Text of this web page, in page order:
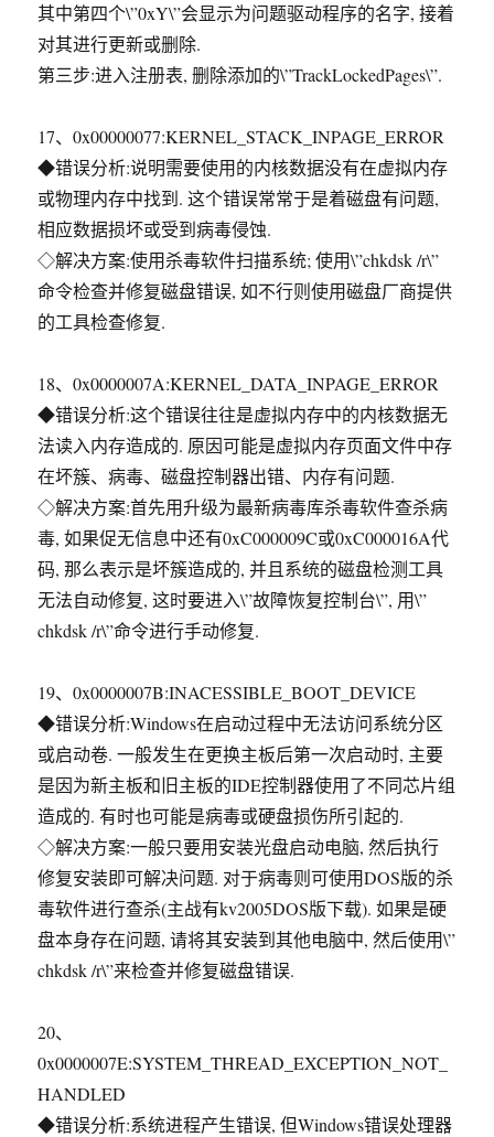
其中第四个\”0xY\”会显示为问题驱动程序的名字, 接着
对其进行更新或删除.
第三步:进入注册表, 删除添加的\”TrackLockedPages\”.
17、0x00000077:KERNEL_STACK_INPAGE_ERROR
◆错误分析:说明需要使用的内核数据没有在虚拟内存
或物理内存中找到. 这个错误常常于是着磁盘有问题,
相应数据损坏或受到病毒侵蚀.
◇解决方案:使用杀毒软件扫描系统; 使用\”chkdsk /r\”
命令检查并修复磁盘错误, 如不行则使用磁盘厂商提供
的工具检查修复.
18、0x0000007A:KERNEL_DATA_INPAGE_ERROR
◆错误分析:这个错误往往是虚拟内存中的内核数据无
法读入内存造成的. 原因可能是虚拟内存页面文件中存
在坏簇、病毒、磁盘控制器出错、内存有问题.
◇解决方案:首先用升级为最新病毒库杀毒软件查杀病
毒, 如果促无信息中还有0xC000009C或0xC000016A代
码, 那么表示是坏簇造成的, 并且系统的磁盘检测工具
无法自动修复, 这时要进入\”故障恢复控制台\”, 用\”
chkdsk /r\”命令进行手动修复.
19、0x0000007B:INACESSIBLE_BOOT_DEVICE
◆错误分析:Windows在启动过程中无法访问系统分区
或启动卷. 一般发生在更换主板后第一次启动时, 主要
是因为新主板和旧主板的IDE控制器使用了不同芯片组
造成的. 有时也可能是病毒或硬盘损伤所引起的.
◇解决方案:一般只要用安装光盘启动电脑, 然后执行
修复安装即可解决问题. 对于病毒则可使用DOS版的杀
毒软件进行查杀(主战有kv2005DOS版下载). 如果是硬
盘本身存在问题, 请将其安装到其他电脑中, 然后使用\”
chkdsk /r\”来检查并修复磁盘错误.
20、
0x0000007E:SYSTEM_THREAD_EXCEPTION_NOT_
HANDLED
◆错误分析:系统进程产生错误, 但Windows错误处理器